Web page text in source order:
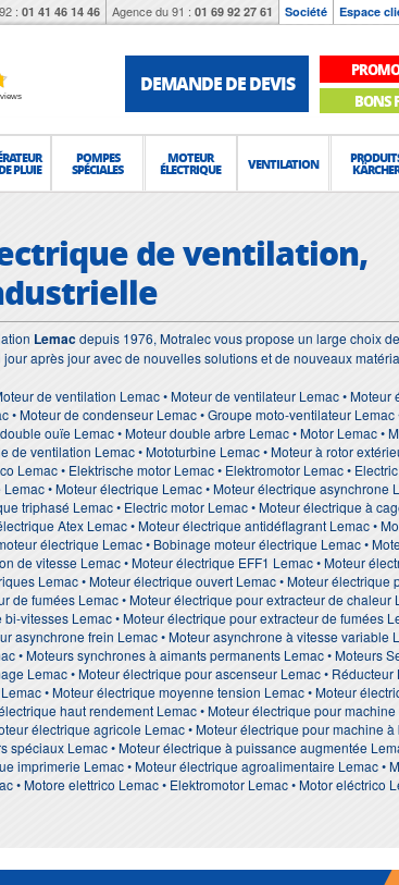
: 01 41 46 14 46 Agence du 91 : 01 69 92 27 61 Société Espace
DEMANDE DE DEVIS
BONS
PLUIE
POMPES
SPÉCIALES
MOTEUR
ÉLECTRIQUE VENTILATION
de ventilation,
Lemacdepuis 1976, Motralec vous propose un large choix
après jour avec de nouvelles solutions et de nouveaux
de ventilation Lemac • Moteur de ventilateur Lemac • Moteur
Moteur de condenseur Lemac • Groupe moto-ventilateur Lemac
ouïe Lemac • Moteur double arbre Lemac • Motor Lemac •
ventilation Lemac • Mototurbine Lemac • Moteur à rotor
• Elektrische motor Lemac • Elektromotor Lemac •
• Moteur électrique Lemac • Moteur électrique asynchrone
triphasé Lemac • Electric motor Lemac • Moteur électrique à
Atex Lemac • Moteur électrique antidéflagrant Lemac •
électrique Lemac • Bobinage moteur électrique Lemac •
vitesse Lemac • Moteur électrique EFF1 Lemac • Moteur
Lemac • Moteur électrique ouvert Lemac • Moteur électrique
fumées Lemac • Moteur électrique pour extracteur de chaleur
vitesses Lemac • Moteur électrique pour extracteur de fumées
asynchrone frein Lemac • Moteur asynchrone à vitesse variable
• Moteurs synchrones à aimants permanents Lemac • Moteurs
Lemac • Moteur électrique pour ascenseur Lemac • Réducteur
• Moteur électrique moyenne tension Lemac • Moteur
haut rendement Lemac • Moteur électrique pour machine
électrique agricole Lemac • Moteur électrique pour machine à
Lemac • Moteur électrique à puissance augmentée
imprimerie Lemac • Moteur électrique agroalimentaire Lemac •
Motore elettrico Lemac • Elektromotor Lemac • Motor eléctrico